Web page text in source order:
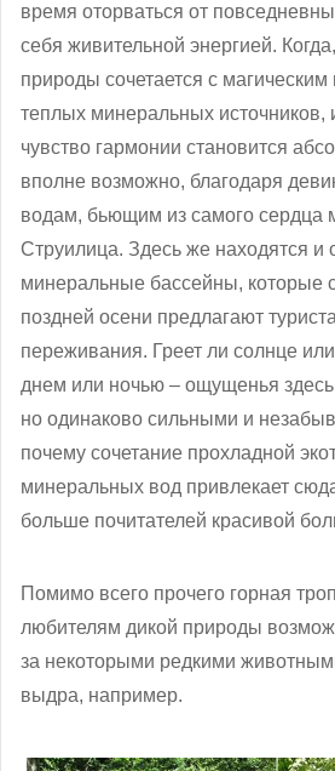
время оторваться от
себя живительной энергией.
природы сочетается с магическим
теплых минеральных
чувство гармонии становится
вполне возможно, благодаря
водам, бьющим из самого сердца
Струилица. Здесь же находятся и
минеральные бассейны, которые
поздней осени предлагают
переживания. Греет ли солнце
днем или ночью – ощущенья
но одинаково сильными и
почему сочетание прохладной
минеральных вод привлекает
больше почитателей красивой
Помимо всего прочего горная
любителям дикой природы
за некоторыми редкими
выдра, например.